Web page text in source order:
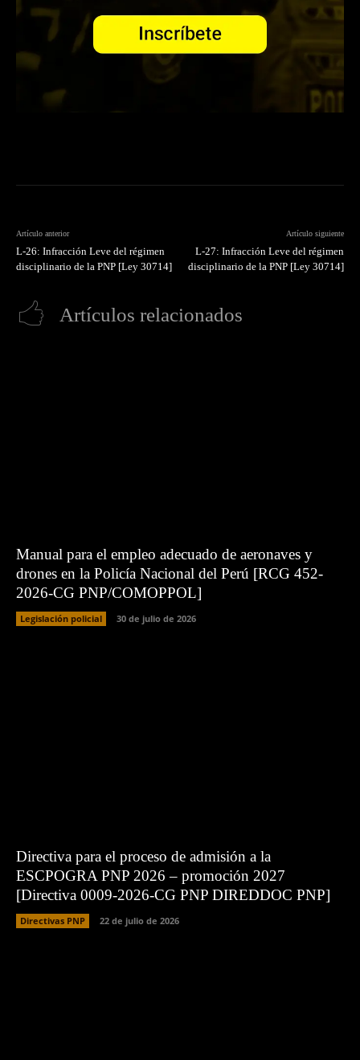
Artículo anterior
L-26: Infracción Leve del régimen
disciplinario de la PNP [Ley 30714]
Artículo siguiente
L-27: Infracción Leve del régimen
disciplinario de la PNP [Ley 30714]
Artículos relacionados
Manual para el empleo adecuado de aeronaves y
drones en la Policía Nacional del Perú [RCG 452-
2026-CG PNP/COMOPPOL]
Legislación policial 30 de julio de 2026
Directiva para el proceso de admisión a la
ESCPOGRA PNP 2026 – promoción 2027
[Directiva 0009-2026-CG PNP DIREDDOC PNP]
Directivas PNP 22 de julio de 2026